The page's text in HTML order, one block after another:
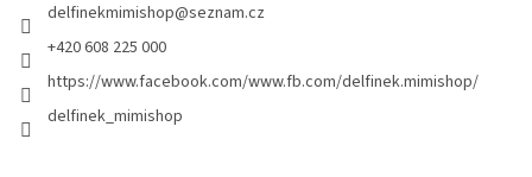
delfinekmimishop@seznam.cz
+420 608 225 000
https://www.facebook.com/www.fb.com/delfinek.mimishop/
delfinek_mimishop